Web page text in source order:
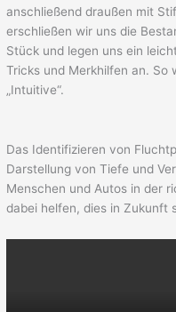
anschließend draußen mit
erschließen wir uns die
Stück und legen uns ein
Tricks und Merkhilfen an. So
„Intuitive“.
Das Identifizieren von
Darstellung von Tiefe und
Menschen und Autos in der
dabei helfen, dies in Zukunft